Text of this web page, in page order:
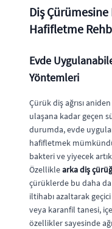
Diş Çürümesine
Hafifletme
Evde
Yöntemleri
Çürük diş ağrısı
ulaşana kadar geçen
durumda, evde
hafifletmek
bakteri ve yiyecek
Özelliklearka diş
çürüklerde bu daha
iltihabı azaltarak
veya karanfil tanesi,
özellikler sayesinde